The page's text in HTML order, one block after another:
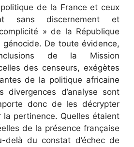
de la France et ceux
sans discernement et
» de la République
De toute évidence,
de la Mission
des censeurs, exégètes
de la politique africaine
divergences d’analyse sont
donc de les décrypter
la pertinence. Quelles étaient
de la présence française
delà du constat d’échec de